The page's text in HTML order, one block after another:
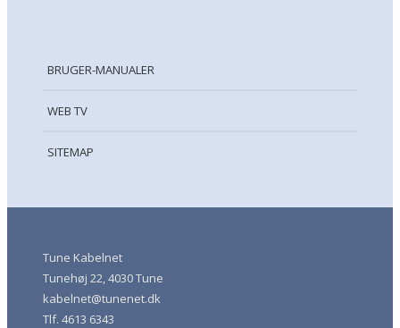
BRUGER-MANUALER
WEB TV
SITEMAP
Tune Kabelnet
Tunehøj 22, 4030 Tune
kabelnet@tunenet.dk
Tlf. 4613 6343